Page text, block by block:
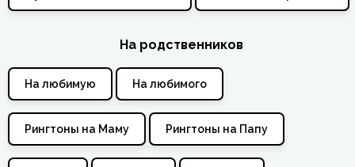
На родственников
На любимую На любимого
Рингтоны на Маму Рингтоны на Папу